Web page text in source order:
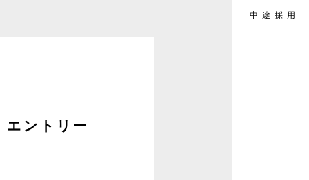
中途採用
ントリー